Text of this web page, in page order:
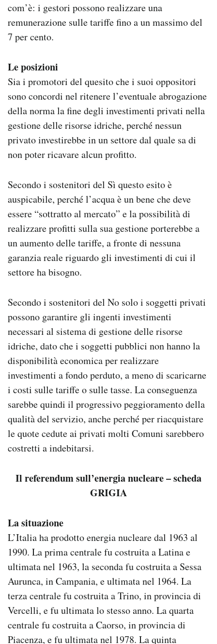
com’è: i gestori possono realizzare una
remunerazione sulle tariffe fino a un massimo del
7 per cento.
Le posizioni
Sia i promotori del quesito che i suoi oppositori
sono concordi nel ritenere l’eventuale abrogazione
della norma la fine degli investimenti privati nella
gestione delle risorse idriche, perché nessun
privato investirebbe in un settore dal quale sa di
non poter ricavare alcun profitto.
Secondo i sostenitori del Sì questo esito è
auspicabile, perché l’acqua è un bene che deve
essere “sottratto al mercato” e la possibilità di
realizzare profitti sulla sua gestione porterebbe a
un aumento delle tariffe, a fronte di nessuna
garanzia reale riguardo gli investimenti di cui il
settore ha bisogno.
Secondo i sostenitori del No solo i soggetti privati
possono garantire gli ingenti investimenti
necessari al sistema di gestione delle risorse
idriche, dato che i soggetti pubblici non hanno la
disponibilità economica per realizzare
investimenti a fondo perduto, a meno di scaricarne
i costi sulle tariffe o sulle tasse. La conseguenza
sarebbe quindi il progressivo peggioramento della
qualità del servizio, anche perché per riacquistare
le quote cedute ai privati molti Comuni sarebbero
costretti a indebitarsi.
Il referendum sull’energia nucleare – scheda
GRIGIA
La situazione
L’Italia ha prodotto energia nucleare dal 1963 al
1990. La prima centrale fu costruita a Latina e
ultimata nel 1963, la seconda fu costruita a Sessa
Aurunca, in Campania, e ultimata nel 1964. La
terza centrale fu costruita a Trino, in provincia di
Vercelli, e fu ultimata lo stesso anno. La quarta
centrale fu costruita a Caorso, in provincia di
Piacenza, e fu ultimata nel 1978. La quinta